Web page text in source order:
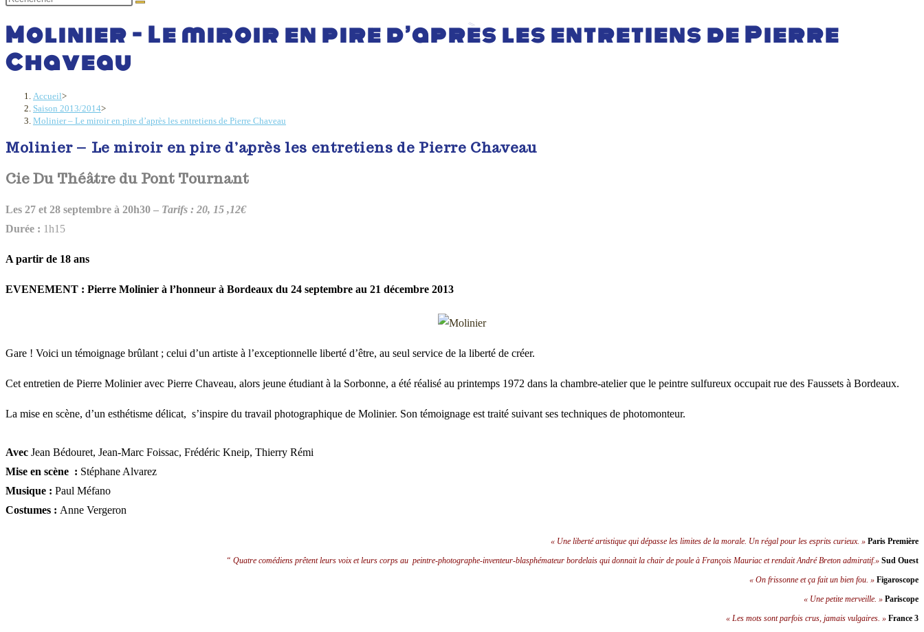
Molinier – Le miroir en pire d’après les entretiens de Pierre
Chaveau
Accueil>
Saison 2013/2014>
Molinier – Le miroir en pire d’après les entretiens de Pierre Chaveau
Molinier – Le miroir en pire d’après les entretiens de Pierre Chaveau
Cie Du Théâtre du Pont Tournant
Les 27 et 28 septembre à 20h30 – Tarifs : 20, 15 ,12€
Durée : 1h15
A partir de 18 ans
EVENEMENT : Pierre Molinier à l’honneur à Bordeaux du 24 septembre au 21 décembre 2013
Gare ! Voici un témoignage brûlant ; celui d’un artiste à l’exceptionnelle liberté d’être, au seul service de la liberté de créer.
Cet entretien de Pierre Molinier avec Pierre Chaveau, alors jeune étudiant à la Sorbonne, a été réalisé au printemps 1972 dans la chambre-atelier que le peintre sulfureux occupait rue des Faussets à Bordeaux.
La mise en scène, d’un esthétisme délicat, s’inspire du travail photographique de Molinier. Son témoignage est traité suivant ses techniques de photomonteur.
Avec Jean Bédouret, Jean-Marc Foissac, Frédéric Kneip, Thierry Rémi
Mise en scène : Stéphane Alvarez
Musique : Paul Méfano
Costumes : Anne Vergeron
« Une liberté artistique qui dépasse les limites de la morale. Un régal pour les esprits curieux. » Paris Première
“ Quatre comédiens prêtent leurs voix et leurs corps au peintre-photographe-inventeur-blasphémateur bordelais qui donnait la chair de poule à François Mauriac et rendait André Breton admiratif.» Sud Ouest
« On frissonne et ça fait un bien fou. » Figaroscope
« Une petite merveille. » Pariscope
« Les mots sont parfois crus, jamais vulgaires. » France 3